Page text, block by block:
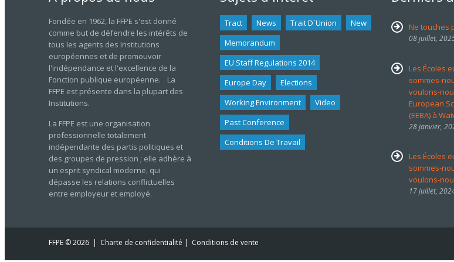
Fondée en 1962, la FFPE s'est donné
comme but de défendre les intérêts de
tous les agents des Institutions
européennes et de promouvoir
l'indépendance et l'excellence de la
Fonction publique européenne. La
FFPE est présente dans la plupart des
Institutions.
La FFPE est une organisation
professionnelle totalement
indépendante des partis politiques et
des groupes de pression ; elle adhère à
un esprit syndical moderne, qui
dépasse les relations conflictuelles
entre employeur et employé.
Tract News Trait D´union
New
Memorandum
EU Staff Regulations 2014
Europe Day
Elections
Working Environment
Video
Past Conference
Conditions De Travail
Ne touches
08 juillet,
Les Écoles
sommes-
voulons-
European
(EEBA) à
28 janvier,
Les Écoles
sommes-
voulons-
17 juillet,
FFPE © 2026 | Charte de confidentialité | Conditions de vente